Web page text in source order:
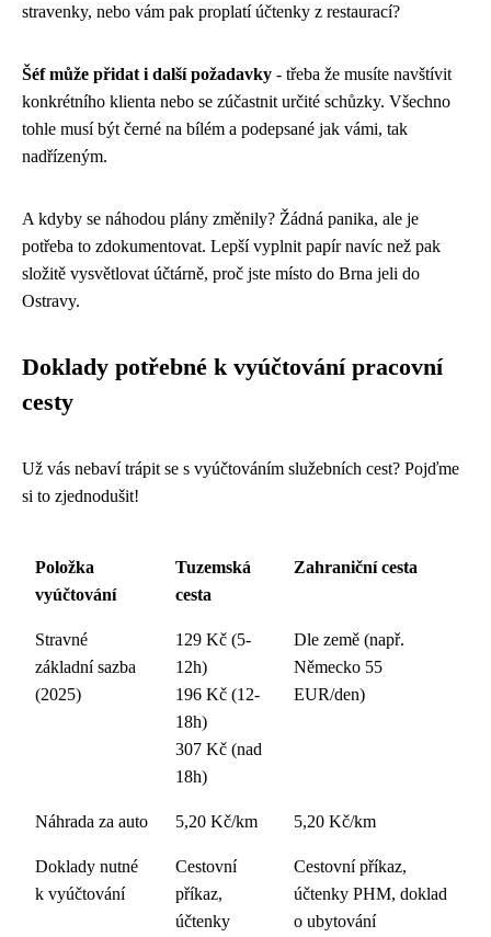
stravenky, nebo vám pak proplatí účtenky z restaurací?
Šéf může přidat i další požadavky - třeba že musíte navštívit
konkrétního klienta nebo se zúčastnit určité schůzky. Všechno
tohle musí být černé na bílém a podepsané jak vámi, tak
nadřízeným.
A kdyby se náhodou plány změnily? Žádná panika, ale je
potřeba to zdokumentovat. Lepší vyplnit papír navíc než pak
složitě vysvětlovat účtárně, proč jste místo do Brna jeli do
Ostravy.
Doklady potřebné k vyúčtování pracovní
cesty
Už vás nebaví trápit se s vyúčtováním služebních cest? Pojďme
si to zjednodušit!
Položka
vyúčtování
Tuzemská
cesta
Zahraniční cesta
Stravné
základní sazba
(2025)
129 Kč (5-
12h)
196 Kč (12-
18h)
307 Kč (nad
18h)
Dle země (např.
Německo 55
EUR/den)
Náhrada za auto 5,20 Kč/km 5,20 Kč/km
Doklady nutné
k vyúčtování
Cestovní
příkaz,
účtenky
Cestovní příkaz,
účtenky PHM, doklad
o ubytování